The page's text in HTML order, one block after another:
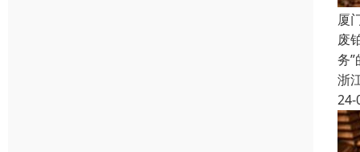
厦
废
务
浙
24-